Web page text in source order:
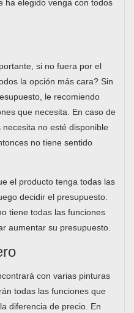
ha elegido venga con todos
si no fuera por el
la opción más cara? Sin
le recomiendo
que necesita. En caso de
no esté disponible
no tiene sentido
el producto tenga todas las
decidir el presupuesto.
tiene todas las funciones
aumentar su presupuesto.
con varias pinturas
todas las funciones que
diferencia de precio. En